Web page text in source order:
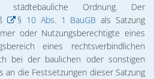
Wohnen
Torgelower Stadtfilm
Europäischer Fonds für regionale
09.12.2026 Weihnachtskonzert
Ordnung. Der
§ 10 Abs. 1 BauGB als Satzung
oder Nutzungsberechtigte eines
eines rechtsverbindlichen
bei der baulichen oder sonstigen
an die Festsetzungen dieser Satzung